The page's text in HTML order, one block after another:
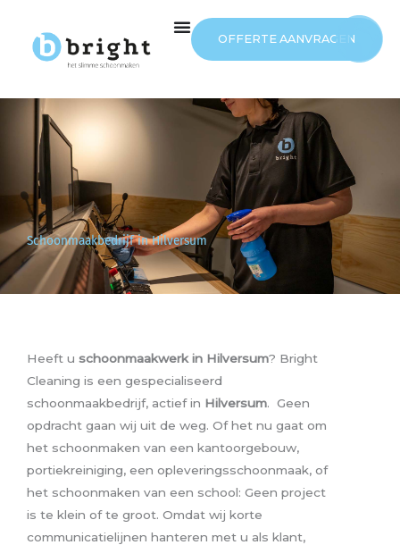
OFFERTE AANVRAGEN
Schoonmaakbedrijf in Hilversum
Heeft u schoonmaakwerk in Hilversum? Bright
Cleaning is een gespecialiseerd
schoonmaakbedrijf, actief in Hilversum. Geen
opdracht gaan wij uit de weg. Of het nu gaat om
het schoonmaken van een kantoorgebouw,
portiekreiniging, een opleveringsschoonmaak, of
het schoonmaken van een school: Geen project
is te klein of te groot. Omdat wij korte
communicatielijnen hanteren met u als klant,